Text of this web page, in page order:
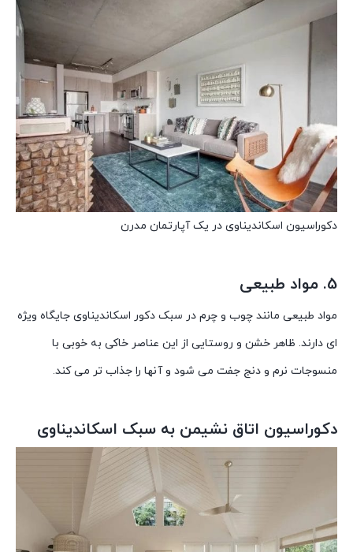
دکوراسیون اسکاندیناوی در یک آپارتمان مدرن
5. مواد طبیعی
مواد طبیعی مانند چوب و چرم در سبک دکور اسکاندیناوی جایگاه ویژه
ای دارند. ظاهر خشن و روستایی از این عناصر خاکی به خوبی با
منسوجات نرم و دنج جفت می شود و آنها را جذاب تر می کند.
دکوراسیون اتاق نشیمن به سبک اسکاندیناوی